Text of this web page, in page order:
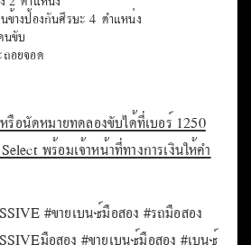
ข้างป้องกันศีรษะ 4 ตำแหน่ง
นขับ
อยจอด
อนัดหมายทดลองขับได้ที่เบอร์ 1250
พร้อมเจ้าหน้าที่ทางการเงินให้คำ
#ขายเบนซ์มือสอง #รถมือสอง